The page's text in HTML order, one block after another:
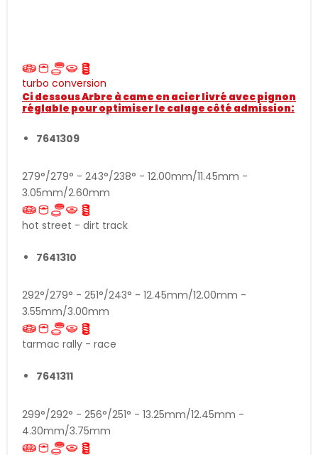
turbo conversion
Ci dessous Arbre à came en acier livré avec pignon
réglable pour optimiser le calage côté admission:
7641309
279°/279° - 243°/238° - 12.00mm/11.45mm -
3.05mm/2.60mm
hot street - dirt track
7641310
292°/279° - 251°/243° - 12.45mm/12.00mm -
3.55mm/3.00mm
tarmac rally - race
7641311
299°/292° - 256°/251° - 13.25mm/12.45mm -
4.30mm/3.75mm